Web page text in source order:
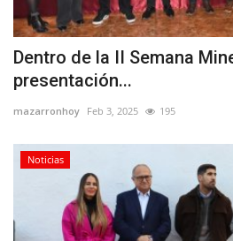
Dentro de la II Semana
presentación...
mazarronhoy Feb 3, 2025 195
Noticias